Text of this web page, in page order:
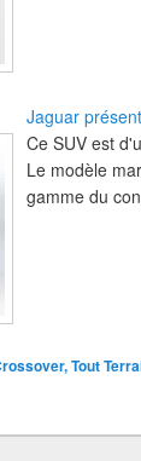
Jaguar
Ce SUV est
Le modèle
gamme du
Tout